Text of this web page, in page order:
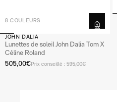
8 COULEURS
JOHN DALIA
Lunettes de soleil John Dalia Tom X
Céline Roland
505,00€Prix conseillé : 595,00€